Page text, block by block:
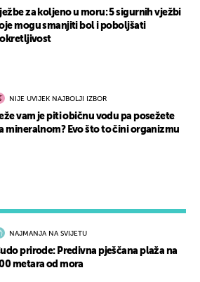
NAJMANJA NA SVIJETU
prirode: Predivna pješčana plaža na
metara od mora
za koljeno u moru: 5 sigurnih vježbi
mogu smanjiti bol i poboljšati
NIJE UVIJEK NAJBOLJI IZBOR
vam je piti običnu vodu pa posežete
mineralnom? Evo što to čini organizmu